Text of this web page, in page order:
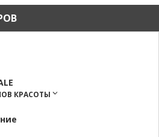
КРАСОТЫ